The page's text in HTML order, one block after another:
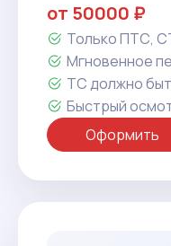
от 50000 ₽
Только ПТС,
Мгновенное
ТС должно
Быстрый
Оформить